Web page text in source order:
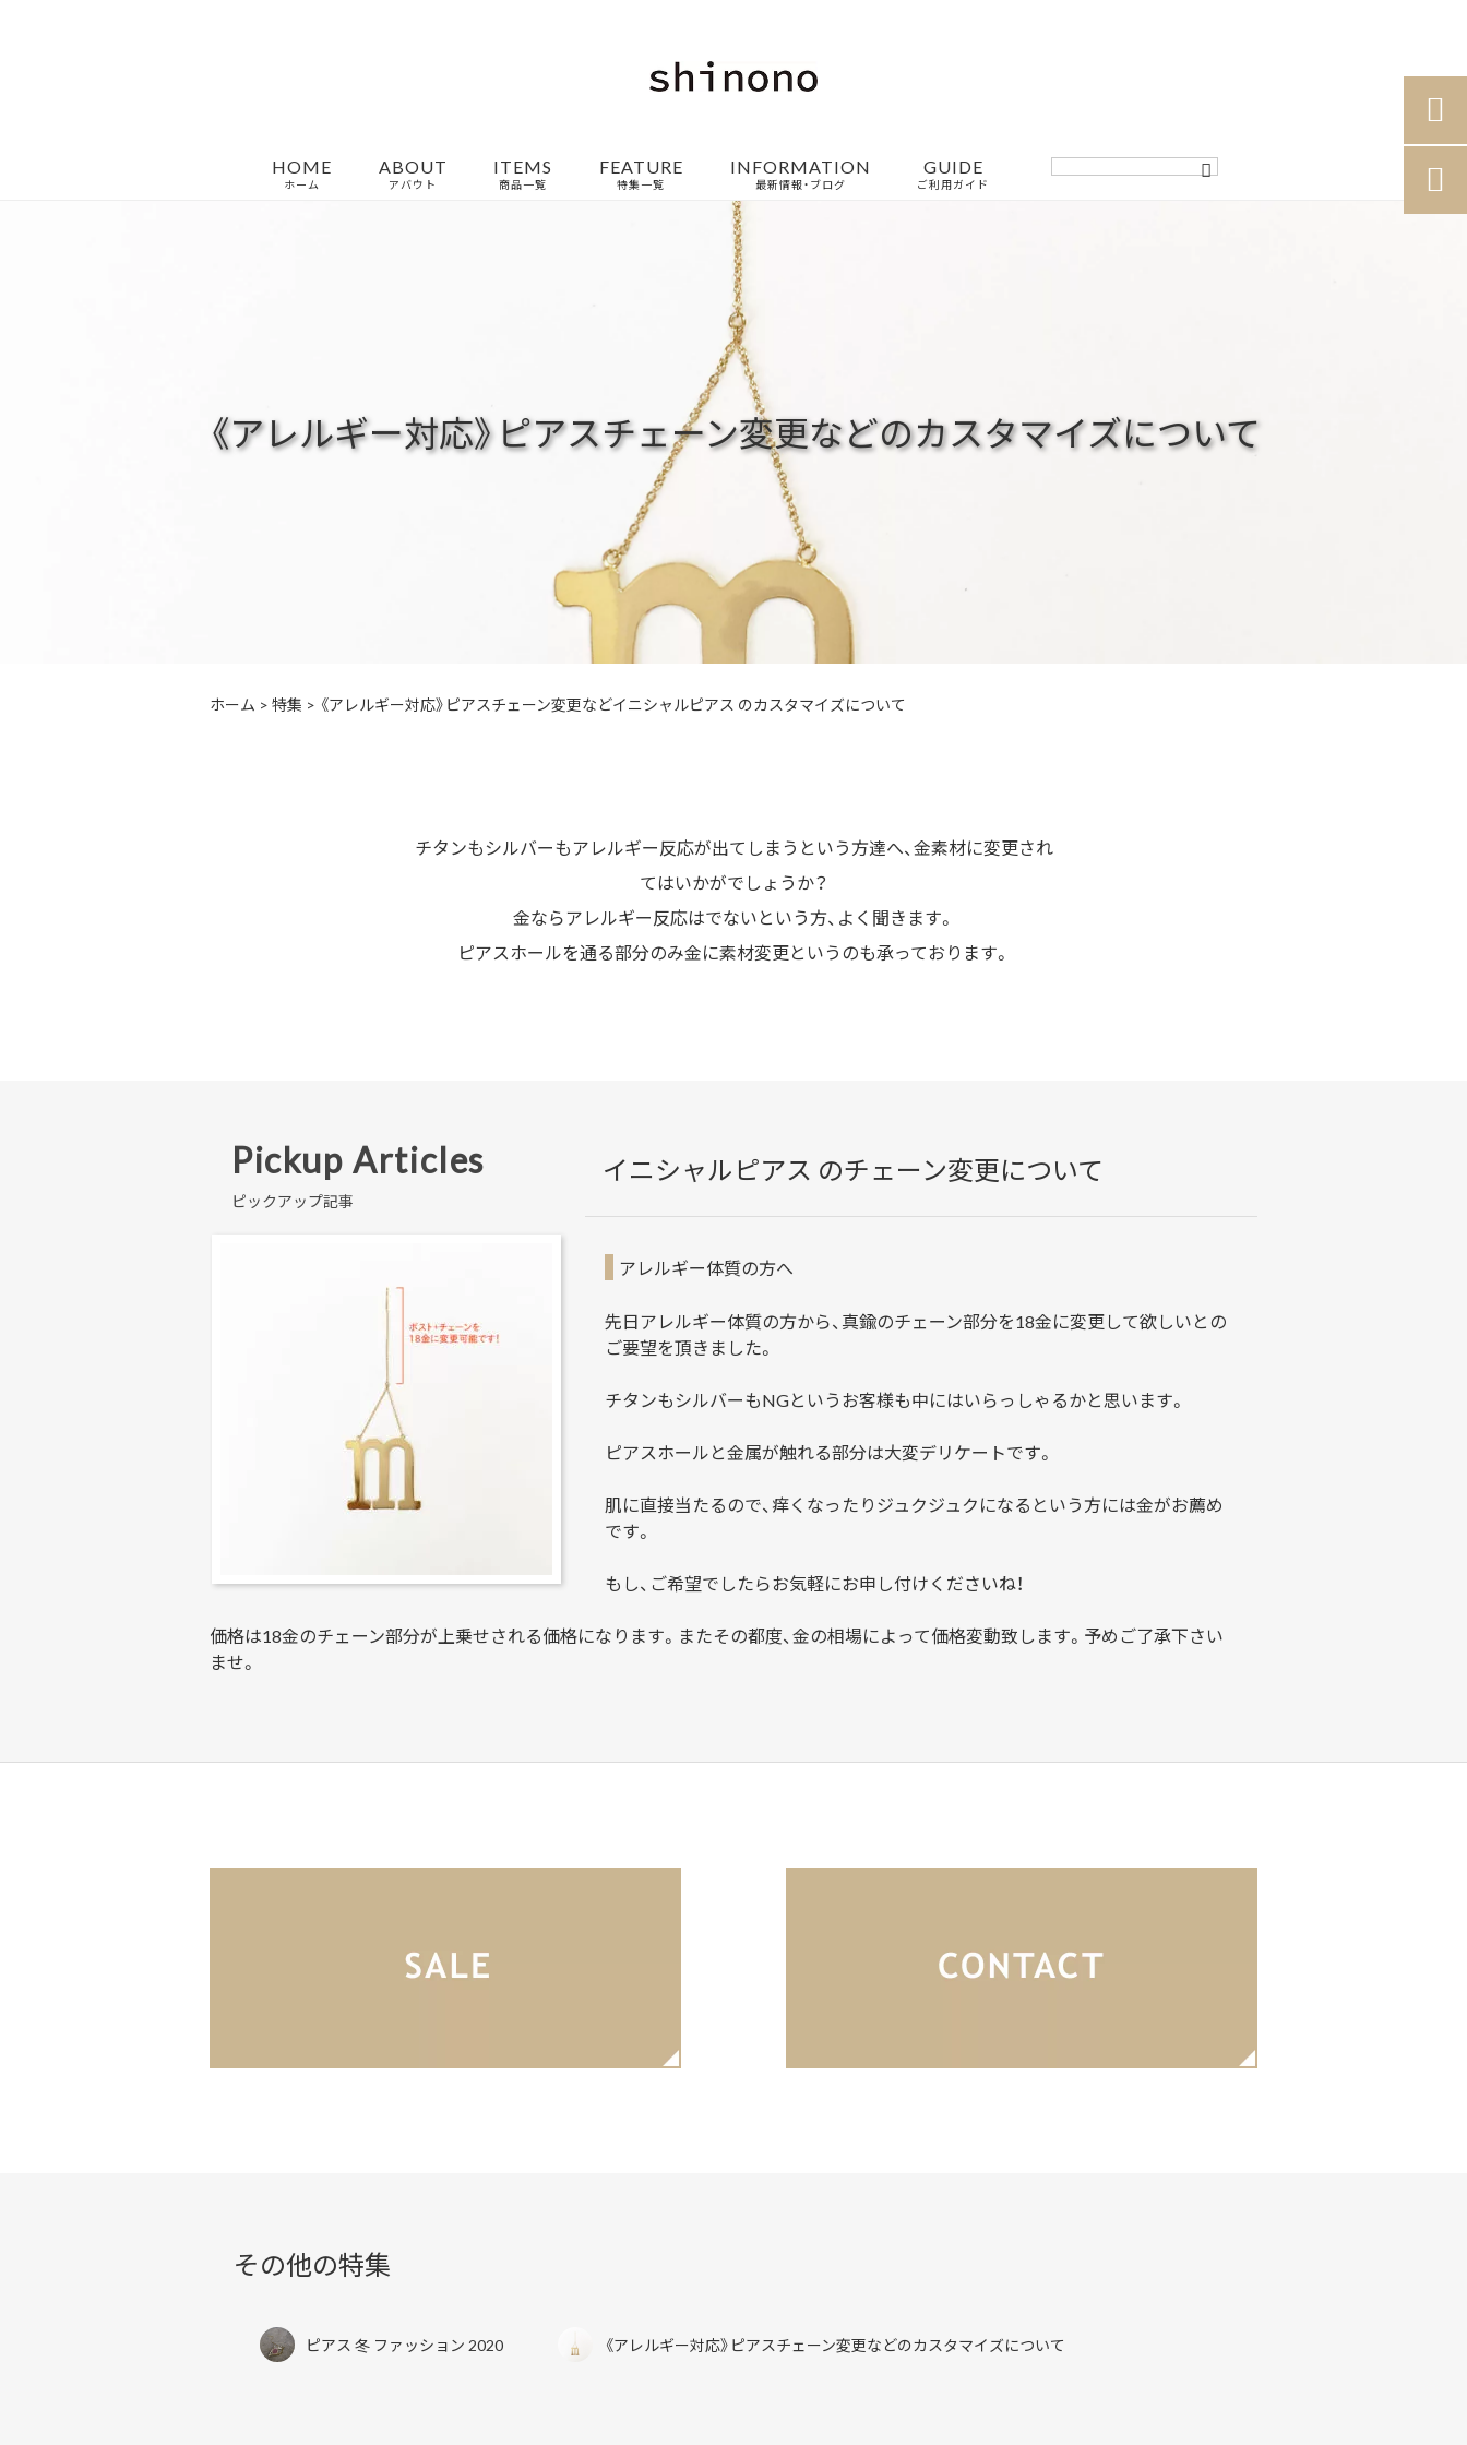
HOME
ホーム
ABOUT
アバウト
ITEMS
商品一覧
FEATURE
特集一覧
INFORMATION
最新情報・ブログ
GUIDE
ご利用ガイド
《アレルギー対応》ピアスチェーン変更などのカスタマイズについて
ホーム > 特集 > 《アレルギー対応》ピアスチェーン変更などイニシャルピアス のカスタマイズについて
チタンもシルバーもアレルギー反応が出てしまうという方達へ、金素材に変更され
てはいかがでしょうか？
金ならアレルギー反応はでないという方、よく聞きます。
ピアスホールを通る部分のみ金に素材変更というのも承っております。
Pickup Articles
ピックアップ記事
イニシャルピアス のチェーン変更について
アレルギー体質の方へ
先日アレルギー体質の方から、真鍮のチェーン部分を18金に変更して欲しいとの
ご要望を頂きました。
チタンもシルバーもNGというお客様も中にはいらっしゃるかと思います。
ピアスホールと金属が触れる部分は大変デリケートです。
肌に直接当たるので、痒くなったりジュクジュクになるという方には金がお薦め
です。
もし、ご希望でしたらお気軽にお申し付けくださいね！
価格は18金のチェーン部分が上乗せされる価格になります。またその都度、金の相場によって価格変動致します。予めご了承下さい
ませ。
その他の特集
ピアス 冬 ファッション 2020 《アレルギー対応》ピアスチェーン変更などのカスタマイズについて

